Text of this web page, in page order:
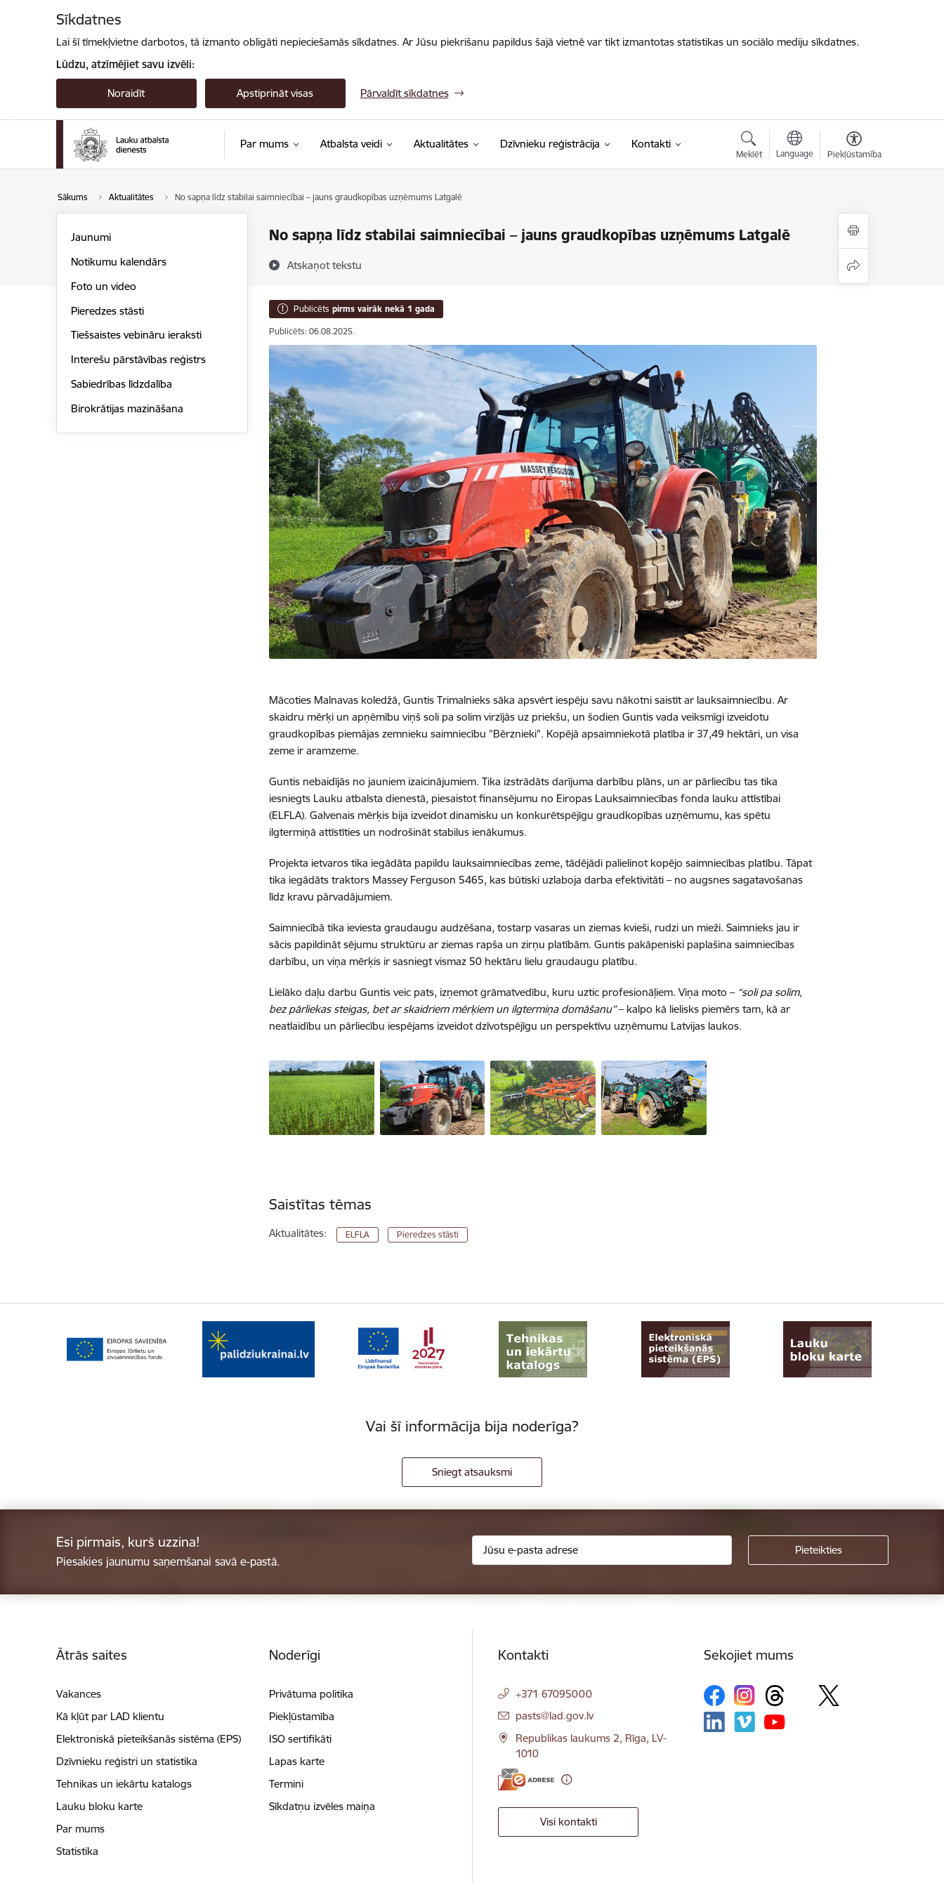
Sīkdatnes
Lai šī tīmekļvietne darbotos, tā izmanto obligāti nepieciešamās sīkdatnes. Ar Jūsu piekrišanu papildus šajā vietnē var tikt izmantotas statistikas un sociālo mediju sīkdatnes.
Lūdzu, atzīmējiet savu izvēli:
Noraidīt Apstiprināt visas Pārvaldīt sīkdatnes
Par mums Atbalsta veidi Aktualitātes Dzīvnieku reģistrācija Kontakti
Meklēt Language Piekļūstamība
Sākums Aktualitātes No sapņa līdz stabilai saimniecībai – jauns graudkopības uzņēmums Latgalē
No sapņa līdz stabilai saimniecībai – jauns graudkopības uzņēmums Latgalē
Atskaņot tekstu
Jaunumi
Notikumu kalendārs
Foto un video
Pieredzes stāsti
Tiešsaistes vebināru ieraksti
Interešu pārstāvības reģistrs
Sabiedrības līdzdalība
Birokrātijas mazināšana
Publicēts pirms vairāk nekā 1 gada
Publicēts: 06.08.2025.
Mācoties Malnavas koledžā, Guntis Trimalnieks sāka apsvērt iespēju savu nākotni saistīt ar lauksaimniecību. Ar
skaidru mērķi un apņēmību viņš soli pa solim virzījās uz priekšu, un šodien Guntis vada veiksmīgi izveidotu
graudkopības piemājas zemnieku saimniecību "Bērznieki". Kopējā apsaimniekotā platība ir 37,49 hektāri, un visa
zeme ir aramzeme.
Guntis nebaidījās no jauniem izaicinājumiem. Tika izstrādāts darījuma darbību plāns, un ar pārliecību tas tika
iesniegts Lauku atbalsta dienestā, piesaistot finansējumu no Eiropas Lauksaimniecības fonda lauku attīstībai
(ELFLA). Galvenais mērķis bija izveidot dinamisku un konkurētspējīgu graudkopības uzņēmumu, kas spētu
ilgtermiņā attīstīties un nodrošināt stabilus ienākumus.
Projekta ietvaros tika iegādāta papildu lauksaimniecības zeme, tādējādi palielinot kopējo saimniecības platību. Tāpat
tika iegādāts traktors Massey Ferguson 5465, kas būtiski uzlaboja darba efektivitāti – no augsnes sagatavošanas
līdz kravu pārvadājumiem.
Saimniecībā tika ieviesta graudaugu audzēšana, tostarp vasaras un ziemas kvieši, rudzi un mieži. Saimnieks jau ir
sācis papildināt sējumu struktūru ar ziemas rapša un zirņu platībām. Guntis pakāpeniski paplašina saimniecības
darbību, un viņa mērķis ir sasniegt vismaz 50 hektāru lielu graudaugu platību.
Lielāko daļu darbu Guntis veic pats, izņemot grāmatvedību, kuru uztic profesionāļiem. Viņa moto – “soli pa solim,
bez pārliekas steigas, bet ar skaidriem mērķiem un ilgtermiņa domāšanu”– kalpo kā lielisks piemērs tam, kā ar
neatlaidību un pārliecību iespējams izveidot dzīvotspējīgu un perspektīvu uzņēmumu Latvijas laukos.
Saistītas tēmas
Aktualitātes: ELFLA Pieredzes stāsti
Vai šī informācija bija noderīga?
Sniegt atsauksmi
Esi pirmais, kurš uzzina!
Piesakies jaunumu saņemšanai savā e-pastā.
Ātrās saites
Vakances
Kā kļūt par LAD klientu
Elektroniskā pieteikšanās sistēma (EPS)
Dzīvnieku reģistri un statistika
Tehnikas un iekārtu katalogs
Lauku bloku karte
Par mums
Statistika
Noderīgi
Privātuma politika
Piekļūstamība
ISO sertifikāti
Lapas karte
Termini
Sīkdatņu izvēles maiņa
Kontakti
+371 67095000
E-pasts:
pasts@lad.gov.lv
Republikas laukums 2, Rīga, LV-
1010
Visi kontakti
Sekojiet mums